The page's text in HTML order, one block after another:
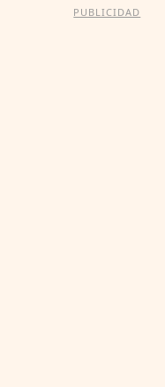
PUBLICIDAD